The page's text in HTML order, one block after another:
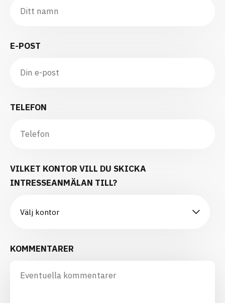
E-POST
TELEFON
VILKET KONTOR VILL DU SKICKA
INTRESSEANMÄLAN TILL?
KOMMENTARER